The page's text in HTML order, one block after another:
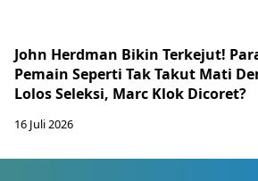
John Herdman Bikin Terkejut!
Pemain Seperti Tak Takut Mati
Lolos Seleksi, Marc Klok Dicoret?
16 Juli 2026